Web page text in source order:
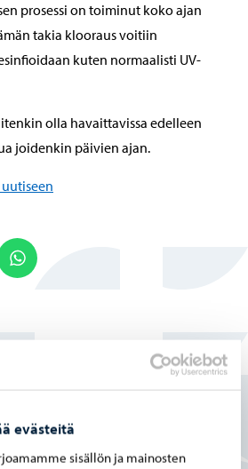
evästeitä
sisällön ja mainosten
prosessi on toiminut koko ajan
takia klooraus voitiin
kuten normaalisti UV-
olla havaittavissa edelleen
joidenkin päivien ajan.
LinkedIn